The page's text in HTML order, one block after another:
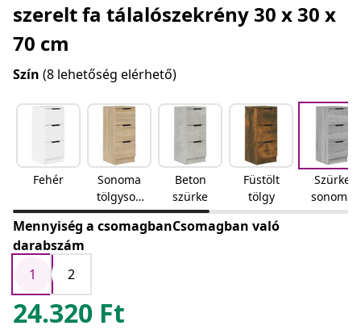
szerelt fa tálalószekrény 30 x 30 x
70 cm
Szín (8 lehetőség elérhető)
Fehér
Sonoma
tölgyson
oma
tölgy
Beton
szürke
Füstölt
tölgy
Szürke
sonoma
Mennyiség a csomagbanCsomagban való
darabszám
1
2
24.320 Ft